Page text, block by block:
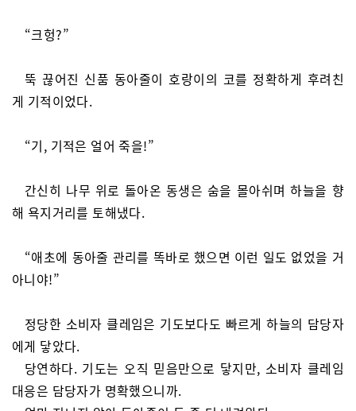
“크헝?”
뚝 끊어진 신품 동아줄이 호랑이의 코를 정확하게 후려친
게 기적이었다.
“기, 기적은 얼어 죽을!”
간신히 나무 위로 돌아온 동생은 숨을 몰아쉬며 하늘을 향
해 욕지거리를 토해냈다.
“애초에 동아줄 관리를 똑바로 했으면 이런 일도 없었을 거
아니야!”
정당한 소비자 클레임은 기도보다도 빠르게 하늘의 담당자
에게 닿았다.
당연하다. 기도는 오직 믿음만으로 닿지만, 소비자 클레임
대응은 담당자가 명확했으니까.